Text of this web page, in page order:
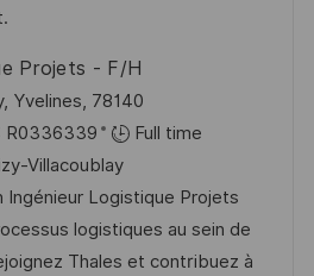
Projets - F/H
Yvelines, 78140
R0336339
Full time
Villacoublay
Ingénieur Logistique Projets
logistiques au sein de
Thales et contribuez à